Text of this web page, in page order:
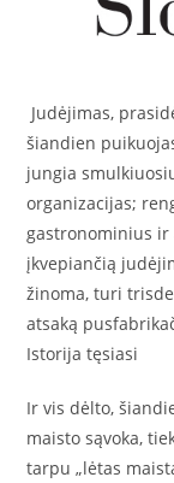
Judėjimas,
šiandien
jungia
organizacijas;
gastronominius
įkvepiančią
žinoma, turi
atsaką
Istorija tęsiasi
Ir vis dėlto,
maisto sąvoka,
tarpu „lėtas